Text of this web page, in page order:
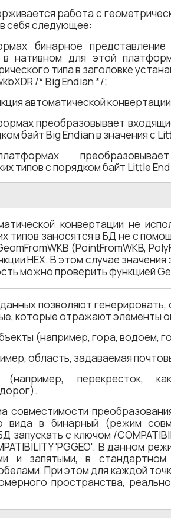
работа с
себя следующее:
бинарное представление
в нативном для этой
типа в заголовке
/* Big Endian */;
автоматической
преобразовывает
байт Big Endian в значения с
типов с порядком байт Little
конвертации не
типов заносятся в БД не с
(PointFromWKB,
HEX. В этом случае значения
можно проверить функцией
позволяют генерировать,
которые отражают элементы
(например, гора, водоем,
область, задаваемая
(например, перекресток,
совместимости
вида в бинарный (режим
с ключом /
'PGGEO'. В данном
и запятыми, в
При этом для каждой
пространства,